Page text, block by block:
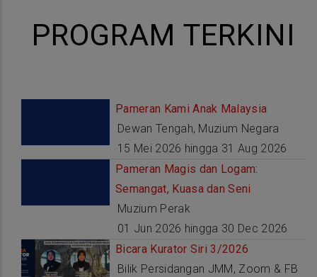
PROGRAM TERKINI
Pameran Kami Anak Malaysia
Dewan Tengah, Muzium Negara
15 Mei 2026 hingga 31 Aug 2026
Pameran Magis dan Logam:
Semangat, Kuasa dan Seni
Muzium Perak
01 Jun 2026 hingga 30 Dec 2026
Bicara Kurator Siri 3/2026
Bilik Persidangan JMM, Zoom & FB